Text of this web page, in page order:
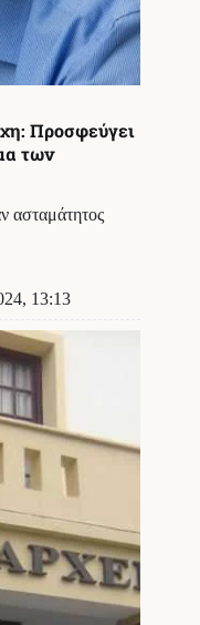
Προσφεύγει
των
ασταμάτητος
13:13